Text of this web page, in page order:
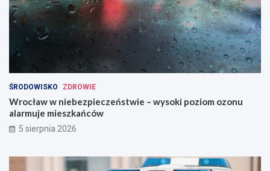
ŚRODOWISKO ZDROWIE
Wrocław w niebezpieczeństwie – wysoki poziom ozonu
alarmuje mieszkańców
5 sierpnia 2026